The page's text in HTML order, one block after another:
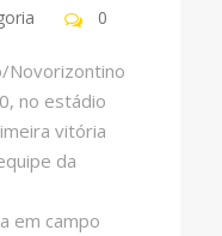
0
Novorizontino
no estádio
vitória
da
em campo